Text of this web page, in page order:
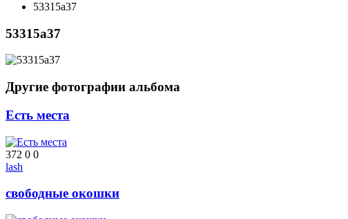
53315a37
53315a37
Другие фотографии альбома
Есть места
372 0 0
lash
свободные окошки